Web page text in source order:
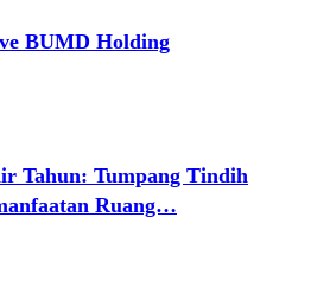
BUMD Holding
Tahun: Tumpang Tindih
Ruang…